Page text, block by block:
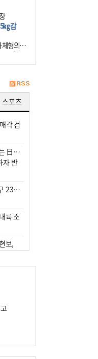
㎏ 감
체형의 문
로 인지
. 세계
스포츠
각 검
日…
자 반
2300
륙 소
보,
원…
식 사